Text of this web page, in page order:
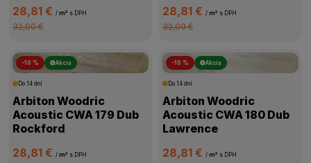
28,81 €/ m² s DPH
32,00 €
28,81 € / m² s DPH
32,00 €
-10 % Akcia
Do 14 dní
Arbiton Woodric
Acoustic CWA 179 Dub
Rockford
28,81 €/ m² s DPH
-10 % Akcia
Do 14 dní
Arbiton Woodric
Acoustic CWA 180 Dub
Lawrence
28,81 € / m² s DPH